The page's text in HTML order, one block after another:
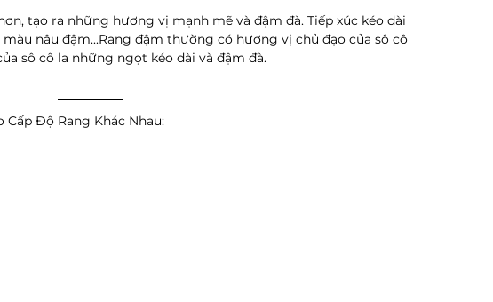
tạo ra những hương vị mạnh mẽ và đậm đà. Tiếp xúc kéo dài
nâu đậm...Rang đậm thường có hương vị chủ đạo của sô cô
sô cô la những ngọt kéo dài và đậm đà.
Cấp Độ Rang Khác Nhau: